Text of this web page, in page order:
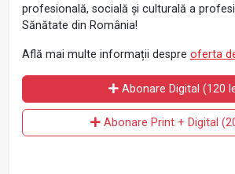
profesională, socială și culturală a
Sănătate din România!
Află mai multe informații despre oferta
Abonare Digital (120
Abonare Print + Digital